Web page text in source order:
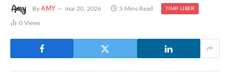
By AMY mai 20, 2026 3 Mins Read TIMP LIBER
0 Views